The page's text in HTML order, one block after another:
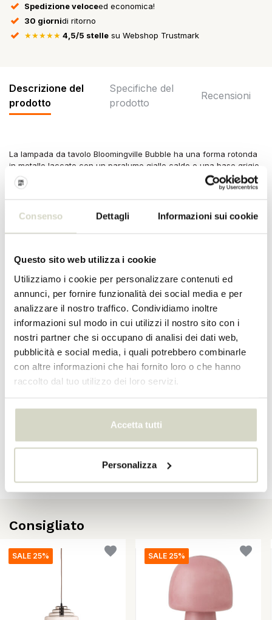
Consenso Dettagli Informazioni sui cookie
Questo sito web utilizza i cookie
Utilizziamo i cookie per personalizzare contenuti ed
annunci, per fornire funzionalità dei social media e per
analizzare il nostro traffico. Condividiamo inoltre
informazioni sul modo in cui utilizzi il nostro sito con i
nostri partner che si occupano di analisi dei dati web,
pubblicità e social media, i quali potrebbero combinarle
con altre informazioni che hai fornito loro o che hanno
raccolto dal tuo utilizzo dei loro servizi.
Accetta tutti
Personalizza
Spedizione veloceed economica!
30 giornidi ritorno
★★★★★ 4,5/5 stelle su Webshop Trustmark
Descrizione del
prodotto
Specifiche del
prodotto
Recensioni
La lampada da tavolo Bloomingville Bubble ha una forma rotonda
in metallo laccato con un paralume giallo caldo e una base grigio
chiaro. Il cavo in tessuto color castagna crea un piacevole
contrasto e sottolinea il look giocoso e moderno della lampada. Di
Materiale: metallo
Colore: naturale
SPECIFICHE DEL PRODOTTO
Numero dell'articolo 82063025
EAN 5711173351572
Recensioni
Crea la tua recensione
Consigliato
SALE 25% SALE 25%